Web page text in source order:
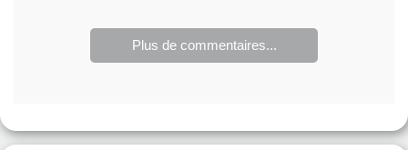
Plus de commentaires...